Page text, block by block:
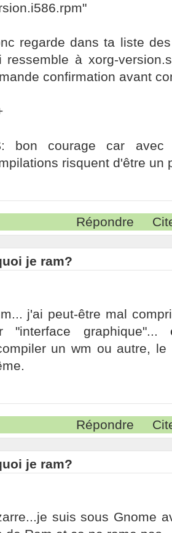
regarde dans ta liste
ressemble à xorg-
confirmation avant
bon courage car avec
risquent d'être un
Répondre
je ram?
j'ai peut-être mal
"interface
un wm ou autre,
Répondre
je ram?
suis sous Gnome